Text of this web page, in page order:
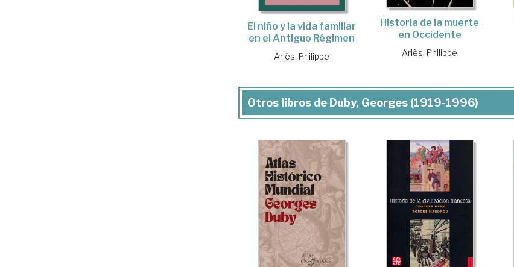
El niño y la vida familiar
en el Antiguo Régimen
Ariès, Philippe
Historia de la muerte
en Occidente
Ariès, Philippe
Otros libros de Duby, Georges (1919-1996)